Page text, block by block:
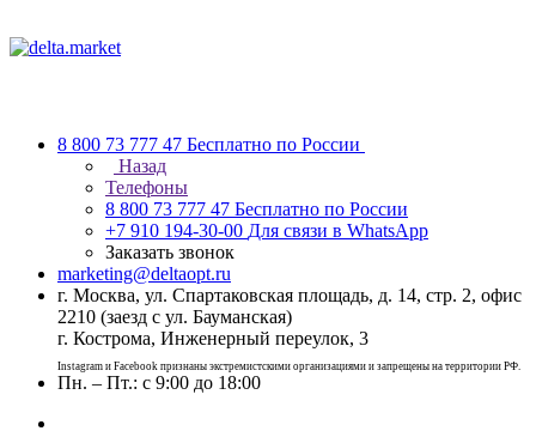
8 800 73 777 47 Бесплатно по России
Назад
Телефоны
8 800 73 777 47 Бесплатно по России
+7 910 194-30-00 Для связи в WhatsApp
Заказать звонок
marketing@deltaopt.ru
г. Москва, ул. Спартаковская площадь, д. 14, стр. 2, офис
2210 (заезд с ул. Бауманская)
г. Кострома, Инженерный переулок, 3
Instagram и Facebook признаны экстремистскими организациями и запрещены на территории РФ.
Пн. – Пт.: с 9:00 до 18:00